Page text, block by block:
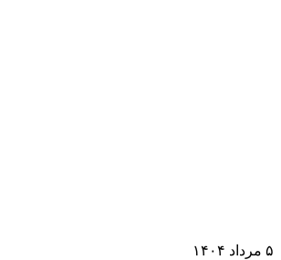
۵ مرداد ۱۴۰۴